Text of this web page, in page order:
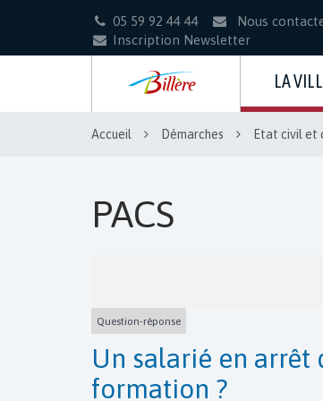
05 59 92 44 44
Nous
Inscription Newsletter
LA
Accueil Démarches Etat civil et
PACS
Question-réponse
Un salarié en
formation ?